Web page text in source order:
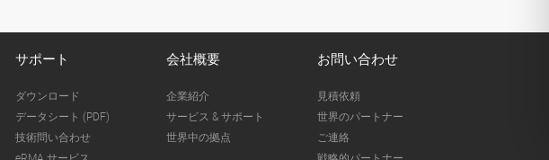
サポート
ダウンロード
データシート (PDF)
技術問い合わせ
会社概要
企業紹介
サービス & サポート
世界中の拠点
お問い合わせ
見積依頼
世界のパートナー
ご連絡